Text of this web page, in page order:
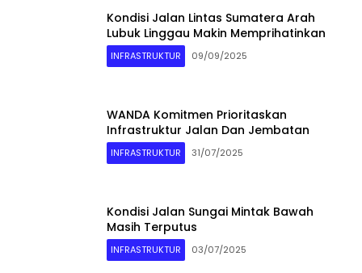
Kondisi Jalan Lintas Sumatera Arah
Lubuk Linggau Makin Memprihatinkan
INFRASTRUKTUR 09/09/2025
WANDA Komitmen Prioritaskan
Infrastruktur Jalan Dan Jembatan
INFRASTRUKTUR 31/07/2025
Kondisi Jalan Sungai Mintak Bawah
Masih Terputus
INFRASTRUKTUR 03/07/2025